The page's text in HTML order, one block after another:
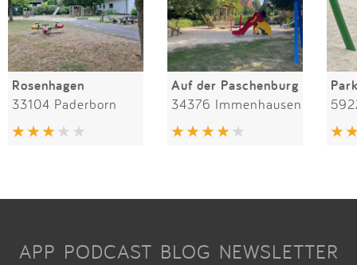
Rosenhagen
33104 Paderborn
Auf der Paschenburg
34376 Immenhausen
APP PODCAST BLOG NEWSLETTER